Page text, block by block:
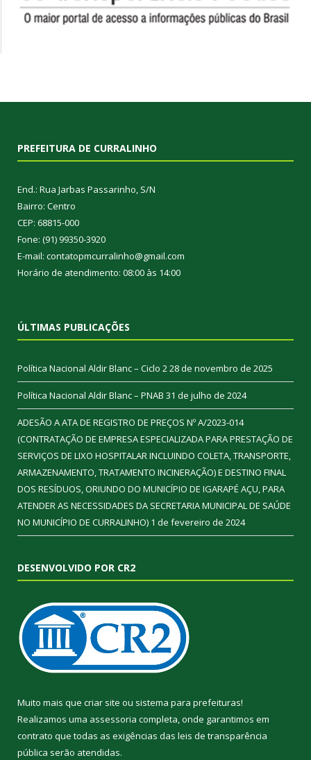
PREFEITURA DE CURRALINHO
End.: Rua Jarbas Passarinho, S/N
Bairro: Centro
CEP: 68815-000
Fone: (91) 99350-3920
E-mail: contatopmcurralinho@gmail.com
Horário de atendimento: 08:00 às 14:00
ÚLTIMAS PUBLICAÇÕES
Política Nacional Aldir Blanc – Ciclo 228 de novembro de 2025
Política Nacional Aldir Blanc – PNAB 31 de julho de 2024
ADESÃO A ATA DE REGISTRO DE PREÇOS Nº A/2023-014
(CONTRATAÇÃO DE EMPRESA ESPECIALIZADA PARA PRESTAÇÃO DE
SERVIÇOS DE LIXO HOSPITALAR INCLUINDO COLETA, TRANSPORTE,
ARMAZENAMENTO, TRATAMENTO INCINERAÇÃO) E DESTINO FINAL
DOS RESÍDUOS, ORIUNDO DO MUNICÍPIO DE IGARAPÉ AÇU, PARA
ATENDER AS NECESSIDADES DA SECRETARIA MUNICIPAL DE SAÚDE
NO MUNICÍPIO DE CURRALINHO) 1 de fevereiro de 2024
DESENVOLVIDO POR CR2
Muito mais que criar site ou sistema para prefeituras!
Realizamos uma assessoria completa, onde garantimos em
contrato que todas as exigências das leis de transparência
pública serão atendidas.